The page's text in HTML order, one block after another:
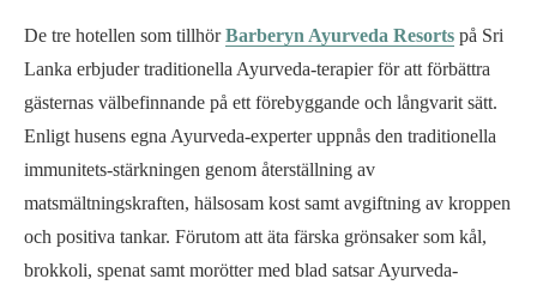
De tre hotellen som tillhörBarberyn Ayurveda Resorts på Sri
Lanka erbjuder traditionella Ayurveda-terapier för att förbättra
gästernas välbefinnande på ett förebyggande och långvarit sätt.
Enligt husens egna Ayurveda-experter uppnås den traditionella
immunitets-stärkningen genom återställning av
matsmältningskraften, hälsosam kost samt avgiftning av kroppen
och positiva tankar. Förutom att äta färska grönsaker som kål,
brokkoli, spenat samt morötter med blad satsar Ayurveda-